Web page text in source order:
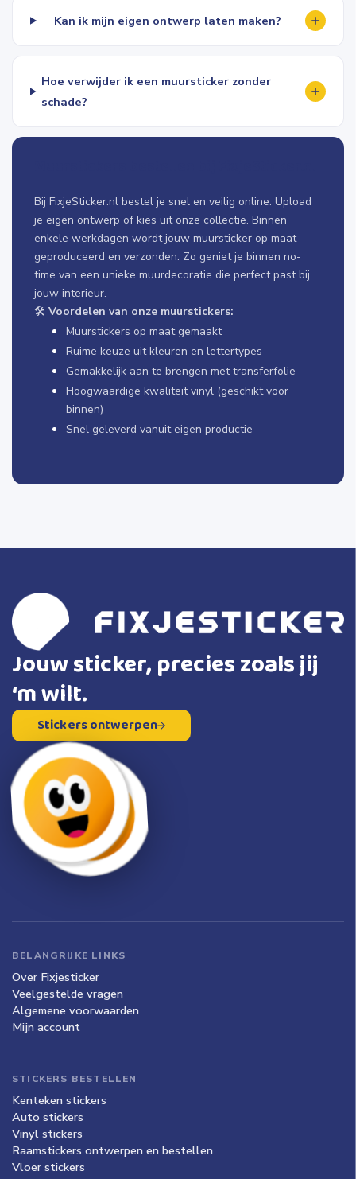
Kan ik mijn eigen ontwerp laten maken?
Hoe verwijder ik een muursticker zonder
schade?
Bij FixjeSticker.nl bestel je snel en veilig online. Upload
je eigen ontwerp of kies uit onze collectie. Binnen
enkele werkdagen wordt jouw muursticker op maat
geproduceerd en verzonden. Zo geniet je binnen no-
time van een unieke muurdecoratie die perfect past bij
jouw interieur.
🛠️ Voordelen van onze muurstickers:
Muurstickers op maat gemaakt
Ruime keuze uit kleuren en lettertypes
Gemakkelijk aan te brengen met transferfolie
Hoogwaardige kwaliteit vinyl (geschikt voor
binnen)
Snel geleverd vanuit eigen productie
Jouw sticker, precies zoals jij
‘m wilt.
Stickers ontwerpen
BELANGRIJKE LINKS
Over Fixjesticker
Veelgestelde vragen
Algemene voorwaarden
Mijn account
STICKERS BESTELLEN
Kenteken stickers
Auto stickers
Vinyl stickers
Raamstickers ontwerpen en bestellen
Vloer stickers